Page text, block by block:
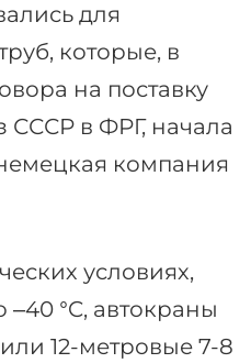
для
которые, в
на поставку
СССР в ФРГ, начала
компания
условиях,
°C, автокраны
12-метровые 7-8